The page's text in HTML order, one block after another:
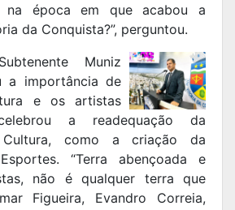
época em que acabou a
da Conquista?”, perguntou.
Muniz
a importância de
e os artistas
a readequação da
como a criação da
“Terra abençoada e
não é qualquer terra que
Figueira, Evandro Correia,